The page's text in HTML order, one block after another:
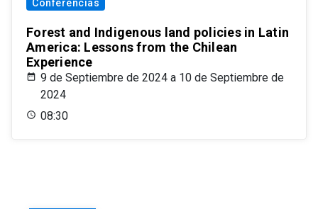
Conferencias
Forest and Indigenous land policies in Latin
America: Lessons from the Chilean
Experience
9 de Septiembre de 2024 a 10 de Septiembre de
2024
08:30